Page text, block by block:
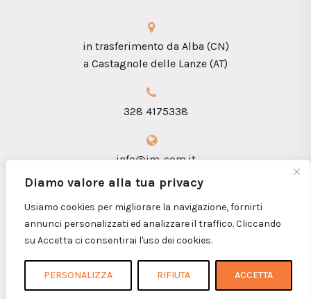
Diamo valore alla tua privacy
Usiamo cookies per migliorare la navigazione, fornirti
annunci personalizzati ed analizzare il traffico. Cliccando
su Accetta ci consentirai l'uso dei cookies.
PERSONALIZZA RIFIUTA ACCETTA
in trasferimento da Alba (CN)
a Castagnole delle Lanze (AT)
328 4175338
info@im-com.it
Home Chi siamo